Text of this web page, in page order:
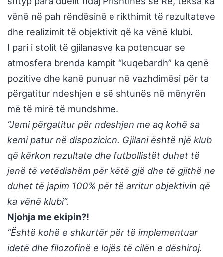
vënë në pah rëndësinë e rikthimit të rezultateve
dhe realizimit të objektivit që ka vënë klubi.
I pari i stolit të gjilanasve ka potencuar se
atmosfera brenda kampit “kuqebardh” ka qenë
pozitive dhe kanë punuar në vazhdimësi për ta
përgatitur ndeshjen e së shtunës në mënyrën
më të mirë të mundshme.
“Jemi përgatitur për ndeshjen me aq kohë sa
kemi patur në dispozicion. Gjilani është një klub
që kërkon rezultate dhe futbollistët duhet të
jenë të vetëdishëm për këtë gjë dhe të gjithë ne
duhet të japim 100% për të arritur objektivin që
ka vënë klubi”.
Njohja me ekipin?!
“Është kohë e shkurtër për të implementuar
idetë dhe filozofinë e lojës të cilën e dëshiroj.